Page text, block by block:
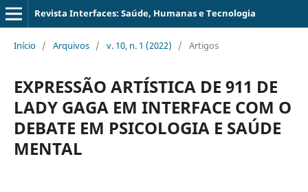
Revista Interfaces: Saúde, Humanas e Tecnologia
Início / Arquivos / v. 10, n. 1 (2022) / Artigos
EXPRESSÃO ARTÍSTICA DE 911 DE
LADY GAGA EM INTERFACE COM O
DEBATE EM PSICOLOGIA E SAÚDE
MENTAL